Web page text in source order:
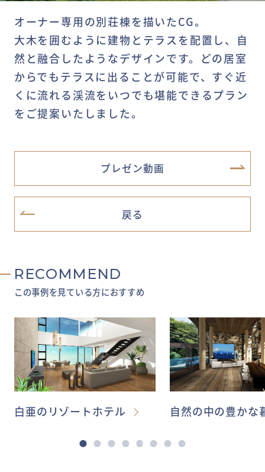
オーナー専用の別荘棟を描いたCG。
大木を囲むように建物とテラスを配置し、自
然と融合したようなデザインです。どの居室
からでもテラスに出ることが可能で、すぐ近
くに流れる渓流をいつでも堪能できるプラン
をご提案いたしました。
プレゼン動画
戻る
RECOMMEND
この事例を見ている方におすすめ
白亜のリゾートホテル 自然の中の豊かな